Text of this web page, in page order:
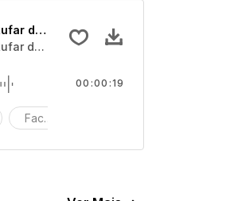
de tarol
de tarol
Facada
00:00:19